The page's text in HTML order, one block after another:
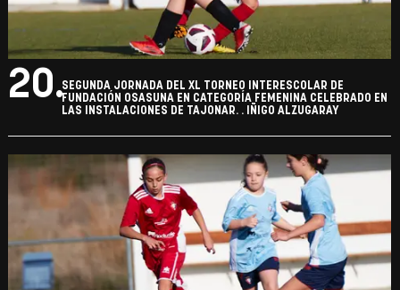
20.SEGUNDA JORNADA DEL XL TORNEO INTERESCOLAR DE
FUNDACIÓN OSASUNA EN CATEGORÍA FEMENINA CELEBRADO EN
LAS INSTALACIONES DE TAJONAR. . IÑIGO ALZUGARAY